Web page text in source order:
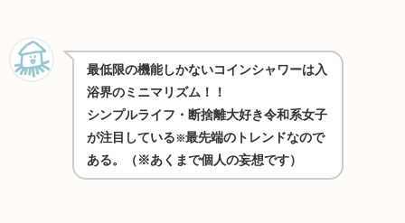
最低限の機能しかないコインシャワーは入
浴界のミニマリズム！！
シンプルライフ・断捨離大好き令和系女子
が注目している※最先端のトレンドなので
ある。（※あくまで個人の妄想です）